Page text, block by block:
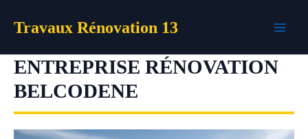
Travaux Rénovation 13
ENTREPRISE RÉNOVATION
BELCODENE